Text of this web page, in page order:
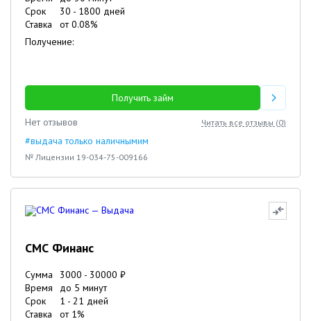
Срок
30 - 1800 дней
Ставка
от0.08%
Получение:
Получить займ
Нет отзывов
Читать все отзывы (0)
#выдача только наличнымим
№ Лицензии 19-034-75-009166
СМС Финанс
Сумма 3000 - 30000 ₽
Время
до 5 минут
Срок
1 - 21 дней
Ставка
от 1%